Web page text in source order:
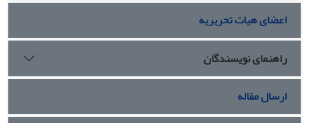
اعضای هیات تحریریه
راهنمای نویسندگان
ارسال مقاله